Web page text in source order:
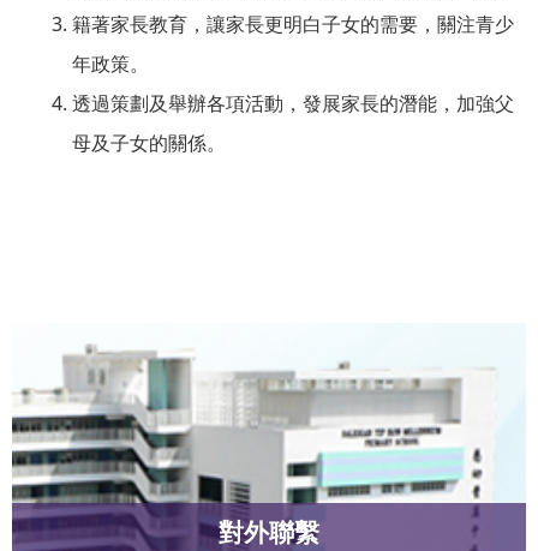
籍著家長教育，讓家長更明白子女的需要，關注青少
年政策。
透過策劃及舉辦各項活動，發展家長的潛能，加強父
母及子女的關係。
對外聯繫